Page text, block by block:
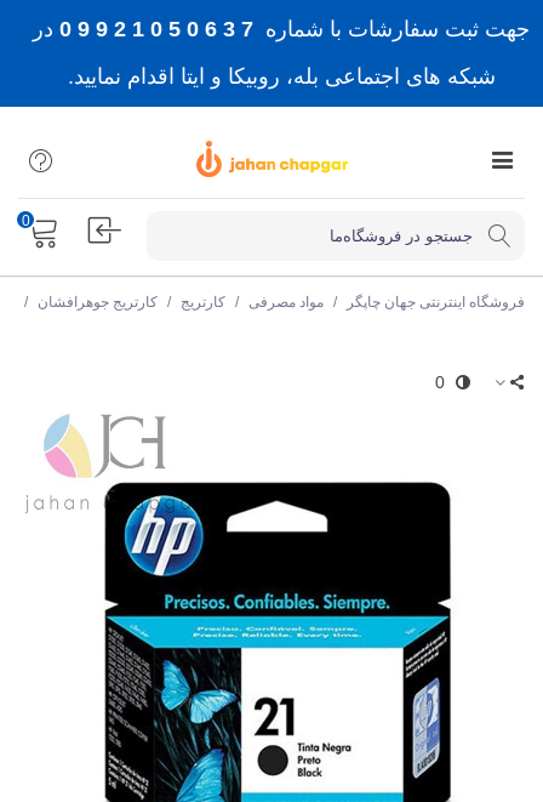
جهت ثبت سفارشات با شماره 7 3 6 0 5 0 1 2 9 9 0
در
شبکه های اجتماعی بله، روبیکا و ایتا اقدام نمایید.
0
فروشگاه اینترنتی جهان چاپگر / مواد مصرفی / کارتریج / کارتریج جوهرافشان /
0